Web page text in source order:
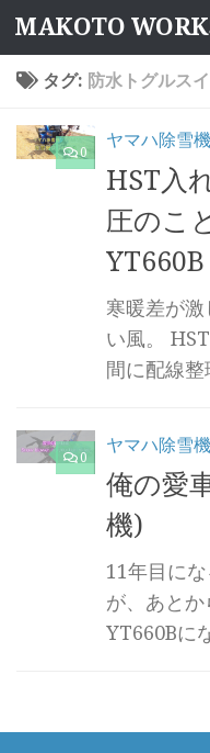
コンテンツへスキッ
MAKOTO
タグ: 防水トグルス
0
ヤマハ除雪
HST入
圧のこ
YT660B
寒暖差が
い風。
間に配線整
0
ヤマハ除雪
俺の愛
機)
11年目に
が、あと
YT660Bに